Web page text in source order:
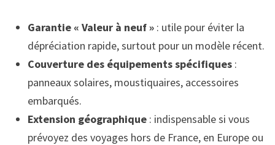
Garantie « Valeur à neuf »: utile pour éviter la
dépréciation rapide, surtout pour un modèle récent.
Couverture des équipements spécifiques:
panneaux solaires, moustiquaires, accessoires
embarqués.
Extension géographique: indispensable si vous
prévoyez des voyages hors de France, en Europe ou